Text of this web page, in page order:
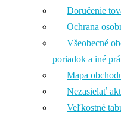
Doručenie
Ochrana
Všeobecné
poriadok a iné
Mapa
Nezasielať
Veľkostné